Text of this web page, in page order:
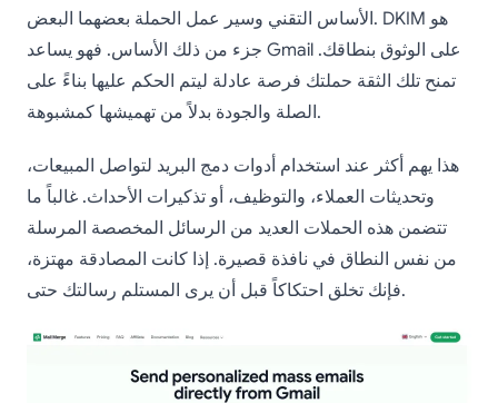
الأساس التقني وسير عمل الحملة بعضهما البعض. DKIM هو
جزء من ذلك الأساس. فهو يساعد Gmail على الوثوق بنطاقك.
تمنح تلك الثقة حملتك فرصة عادلة ليتم الحكم عليها بناءً على
الصلة والجودة بدلاً من تهميشها كمشبوهة.
هذا يهم أكثر عند استخدام أدوات دمج البريد لتواصل المبيعات،
وتحديثات العملاء، والتوظيف، أو تذكيرات الأحداث. غالباً ما
تتضمن هذه الحملات العديد من الرسائل المخصصة المرسلة
من نفس النطاق في نافذة قصيرة. إذا كانت المصادقة مهتزة،
فإنك تخلق احتكاكاً قبل أن يرى المستلم رسالتك حتى.